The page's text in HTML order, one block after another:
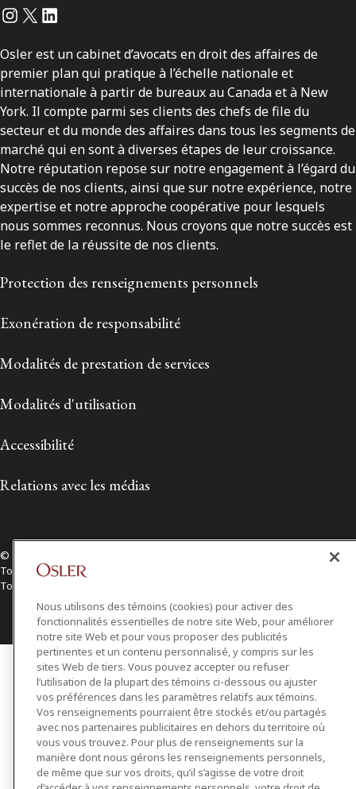
Instagram
Twitter
LinkedIn
Osler est un cabinet d’avocats en droit des affaires de
premier plan qui pratique à l’échelle nationale et
internationale à partir de bureaux au Canada et à New
York. Il compte parmi ses clients des chefs de file du
secteur et du monde des affaires dans tous les segments de
marché qui en sont à diverses étapes de leur croissance.
Notre réputation repose sur notre engagement à l’égard du
succès de nos clients, ainsi que sur notre expérience, notre
expertise et notre approche coopérative pour lesquels
nous sommes reconnus. Nous croyons que notre succès est
le reflet de la réussite de nos clients.
Protection des renseignements personnels
Exonération de responsabilité
Modalités de prestation de services
Modalités d'utilisation
Accessibilité
Relations avec les médias
© 2026 Osler, Hoskin & Harcourt S.E.N.C.R.L./s.r.l.
Tous droits réservés
Toronto | Montréal | Calgary | Vancouver | Ottawa | New York
Nous utilisons des témoins (cookies) pour activer des
fonctionnalités essentielles de notre site Web, pour améliorer
notre site Web et pour vous proposer des publicités
pertinentes et un contenu personnalisé, y compris sur les
sites Web de tiers. Vous pouvez accepter ou refuser
l’utilisation de la plupart des témoins ci-dessous ou ajuster
vos préférences dans les paramètres relatifs aux témoins.
Vos renseignements pourraient être stockés et/ou partagés
avec nos partenaires publicitaires en dehors du territoire où
vous vous trouvez. Pour plus de renseignements sur la
manière dont nous gérons les renseignements personnels,
de même que sur vos droits, qu’il s’agisse de votre droit